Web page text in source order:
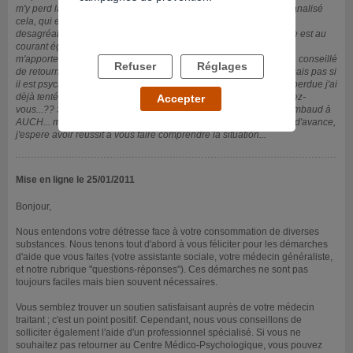
m'y perd là-dedans, j'en ai parlé à mon assistante sociale qui a banalisé
cela, qui en a parlé à mon père qui à part me sortir des réflexions
desagréables à ce sujet, il ne m'aide pas. Ma médecin généraliste est au
courant également, je lui ai expliqué ce que je ressens, elle sera
m'apporter un soutien moral qui, je pense est nécessaire. Elle m'a conseillé
de retourner au CMP mais, je ne fais pas confiance au psy(je ne sais pas si
il est psychologue ou psychothérapeute ou autres)... Je me sens perdue j'ai
dèjà tenté d'aretter seule mais je n'y arrive pas... Que me conseillez-
vous...?? Sur votre site j'ai trouvé l'adresse du CSAPA Maurice Rimbaud à
AUCH... mais je ne trouve pas le numéro pour les joindre... Merci d'avance,
j'espere avoir réussit à vous faire comprendre la situation...
Mise en ligne le 25/01/2011
Bonjour,
Nous entendons votre détresse face à votre consommation de diverses
substances. Nous tenons tout d'abord à vous féliciter pour les démarches
d'aide que vous faites (votre assistante sociale, votre médecin généraliste,
et notre rubrique "questions-réponses"). Ces démarches ne sont pas
toujours faciles mais bien souvent nécessaires.
Vous semblez trouver un soutien satisfaisant auprès de votre médecin
traitant ; c'est un point positif. Cependant, nous vous conseillons de
solliciter également l'aide d'un professionnel spécialisé. Si vous ne
souhaitez pas retourner au Centre Médico-Psychologique, vous pouvez
Refuser Réglages
Accepter